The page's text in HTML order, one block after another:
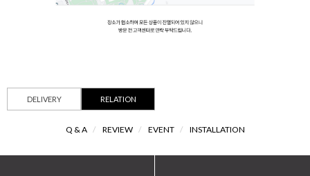
DELIVERY RELATION
Q & A / REVIEW / EVENT / INSTALLATION